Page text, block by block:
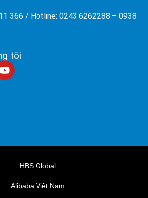
366 / Hotline: 0243 6262288 – 0938
tôi
HBS Global
Alibaba Việt Nam